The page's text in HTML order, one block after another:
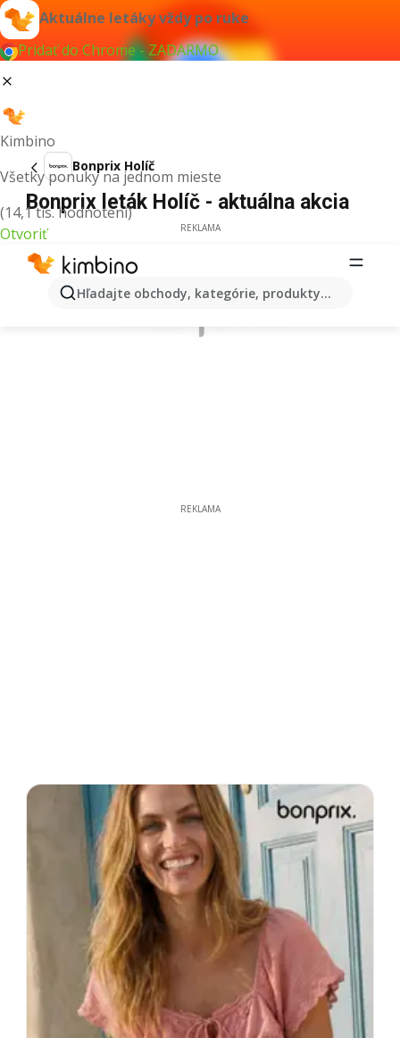
Aktuálne letáky vždy po ruke
Pridať do Chrome - ZADARMO
Kimbino
Všetky ponuky na jednom mieste
(14,1 tis. hodnotení)
Otvoriť
Hľadajte obchody, kategórie, produkty...
Bonprix Holíč
Bonprix leták Holíč - aktuálna akcia
REKLAMA
REKLAMA